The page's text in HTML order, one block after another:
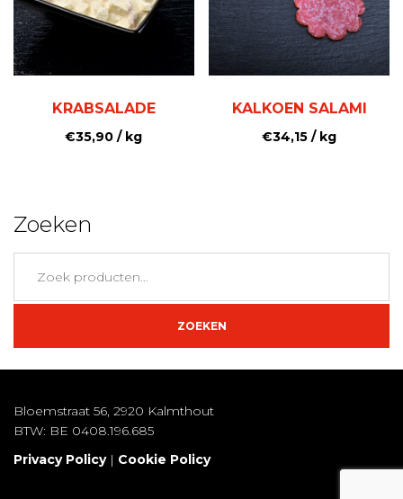
KRABSALADE
€35,90 / kg
KALKOEN SALAMI
€34,15 / kg
Zoeken
naar:
ZOEKEN
Bloemstraat 56, 2920 Kalmthout
BTW: BE 0408.196.685
Privacy Policy| Cookie Policy